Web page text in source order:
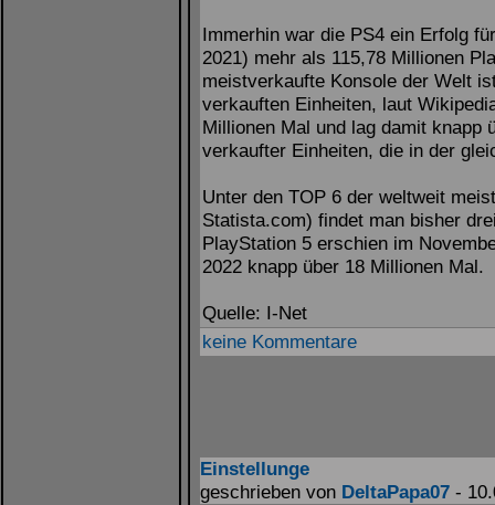
Immerhin war die PS4 ein Erfolg
2021) mehr als 115,78 Millionen
meistverkaufte Konsole der Welt
verkauften Einheiten, laut
Millionen Mal und lag damit knapp
verkaufter Einheiten, die in der
Unter den TOP 6 der weltweit
Statista.com) findet man bisher
PlayStation 5 erschien im
2022 knapp über 18 Millionen Mal.
Quelle: I-Net
keine Kommentare
Einstellunge
geschrieben von DeltaPapa07-